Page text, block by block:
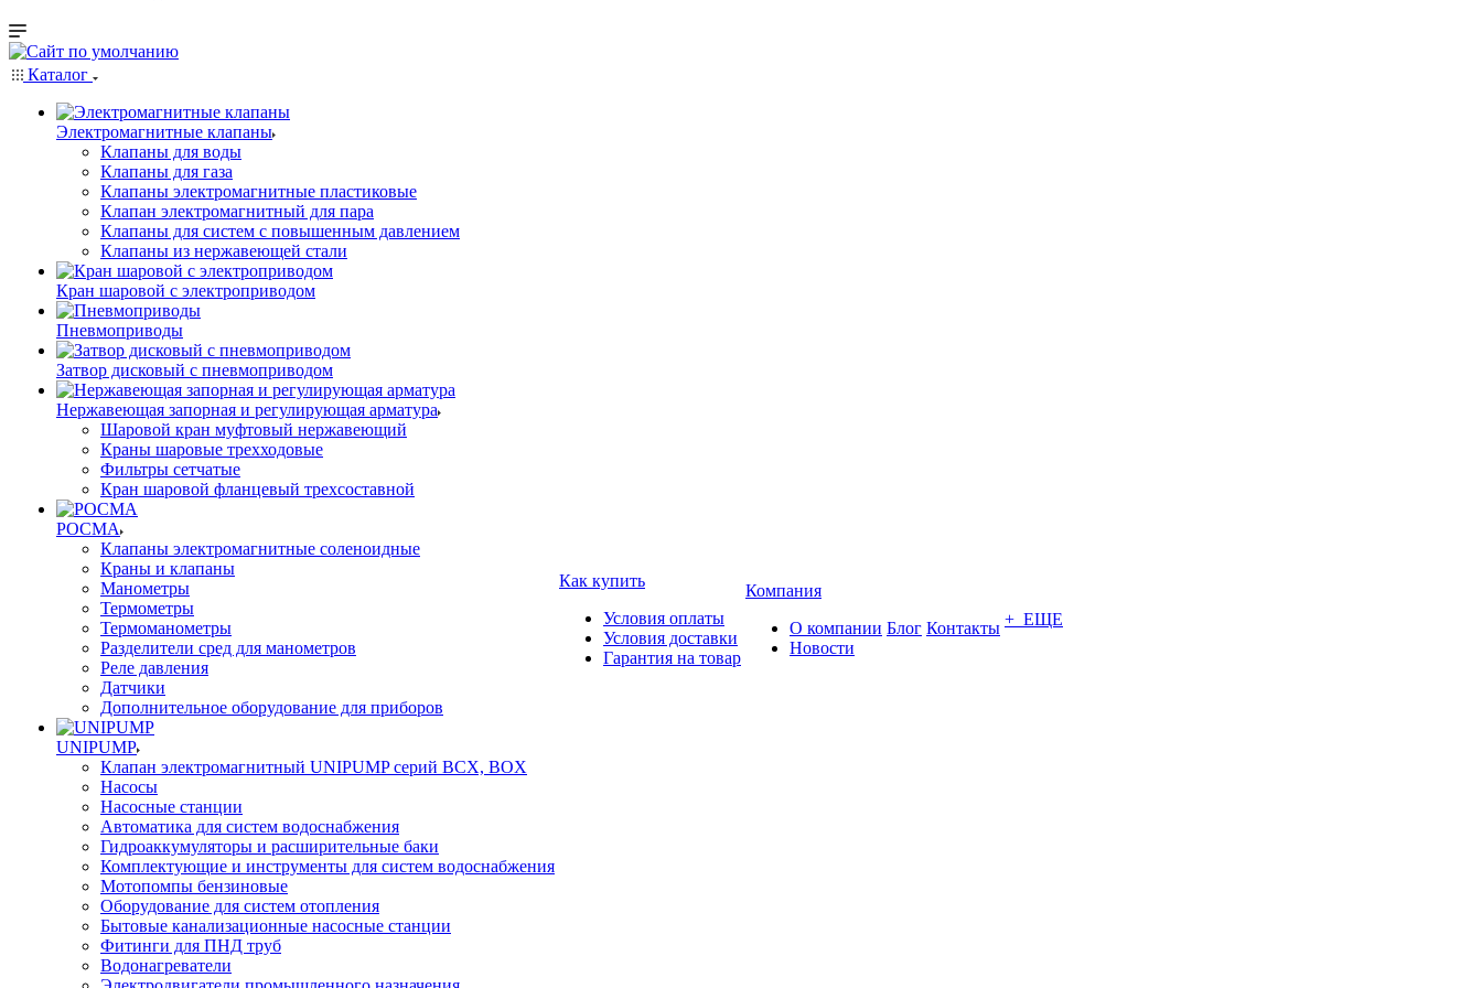
Каталог
Электромагнитные клапаны
Клапаны для воды
Клапаны для газа
Клапаны электромагнитные пластиковые
Клапан электромагнитный для пара
Клапаны для систем с повышенным давлением
Клапаны из нержавеющей стали
Кран шаровой с электроприводом
Пневмоприводы
Затвор дисковый с пневмоприводом
Нержавеющая запорная и регулирующая арматура
Шаровой кран муфтовый нержавеющий
Краны шаровые трехходовые
Фильтры сетчатые
Кран шаровой фланцевый трехсоставной
РОСМА
Клапаны электромагнитные соленоидные
Краны и клапаны
Манометры
Термометры
Термоманометры
Разделители сред для манометров
Реле давления
Датчики
Дополнительное оборудование для приборов
UNIPUMP
Клапан электромагнитный UNIPUMP серий BCX, BOX
Насосы
Насосные станции
Автоматика для систем водоснабжения
Гидроаккумуляторы и расширительные баки
Комплектующие и инструменты для систем водоснабжения
Мотопомпы бензиновые
Оборудование для систем отопления
Бытовые канализационные насосные станции
Фитинги для ПНД труб
Водонагреватели
Как купить
Условия оплаты
Условия доставки
Гарантия на товар
Компания
О компании
Новости
Блог Контакты + ЕЩЕ